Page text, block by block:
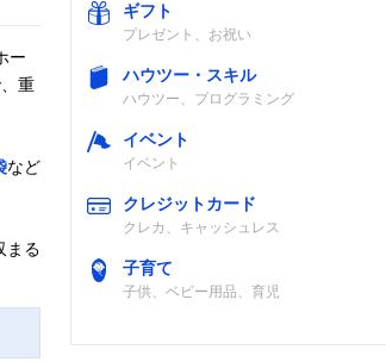
高密度タフタ20
エンド金具/フ
レームカバー/
収納袋など
210デニールナ
イロンオックス
ー
重
など
まる
ギフト
プレゼント、お祝い
ハウツー・スキル
ハウツー、プログラミング
イベント
イベント
クレジットカード
クレカ、キャッシュレス
子育て
子供、ベビー用品、育児